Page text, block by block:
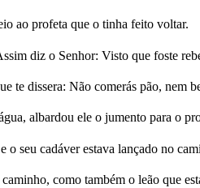
ao profeta que o tinha feito voltar.
diz o Senhor: Visto que foste
te dissera: Não comerás pão, nem
albardou ele o jumento para o
seu cadáver estava lançado no
como também o leão que